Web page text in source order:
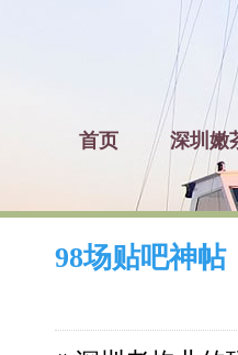
首页 深圳嫩
98场贴吧神帖